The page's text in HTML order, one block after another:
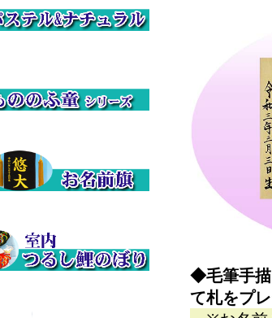
◆毛筆手描
て札をプレ